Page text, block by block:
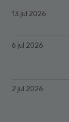
13 jul 2026
6 jul 2026
2 jul 2026